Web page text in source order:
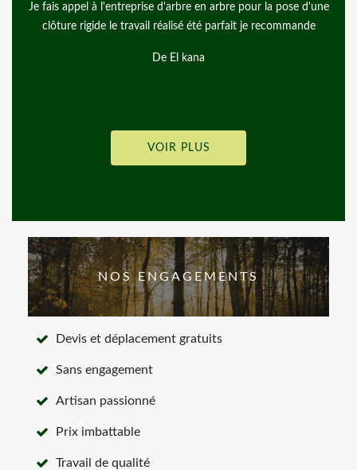
Très bon travaille très professionnelle dans son travaille et propre
VOIR PLUS
NOS ENGAGEMENTS
Devis et déplacement gratuits
Sans engagement
Artisan passionné
Prix imbattable
Travail de qualité